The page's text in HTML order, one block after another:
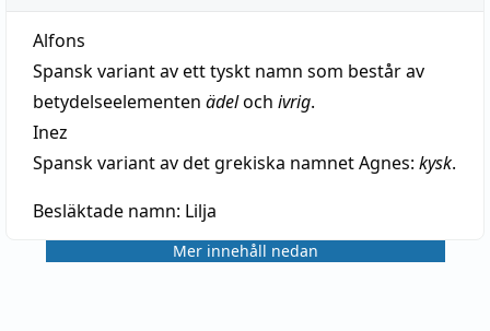
Alfons
Spansk variant av ett tyskt namn som består av
betydelseelementen ädeloch ivrig.
Inez
Spansk variant av det grekiska namnet Agnes: kysk.
Besläktade namn: Lilja
Mer innehåll nedan